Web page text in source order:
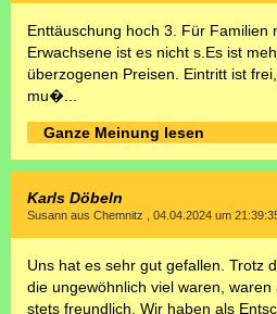
Enttäuschung hoch 3. Für Familien
Erwachsene ist es nicht s.Es ist
überzogenen Preisen. Eintritt ist
mu�...
Ganze Meinung lesen
Karls Döbeln
Susann aus Chemnitz , 04.04.2024 um
Uns hat es sehr gut gefallen. Trotz
die ungewöhnlich viel waren,
stets freundlich. Wir haben als